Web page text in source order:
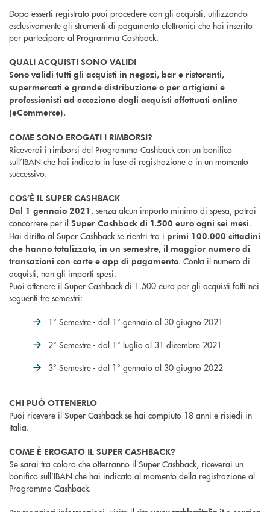
Dopo esserti registrato puoi procedere con gli acquisti, utilizzando
esclusivamente gli strumenti di pagamento elettronici che hai inserito
per partecipare al Programma Cashback.
QUALI ACQUISTI SONO VALIDI
Sono validi tutti gli acquisti in negozi, bar e ristoranti,
supermercati e grande distribuzione o per artigiani e
professionisti ad eccezione degli acquisti effettuati online
(eCommerce).
COME SONO EROGATI I RIMBORSI?
Riceverai i rimborsi del Programma Cashback con un bonifico
sull’IBAN che hai indicato in fase di registrazione o in un momento
successivo.
COS’È IL SUPER CASHBACK
Dal 1 gennaio 2021 , senza alcun importo minimo di spesa, potrai
concorrere per il Super Cashback di 1.500 euro ogni sei mesi.
Hai diritto al Super Cashback se rientri tra i primi 100.000 cittadini
che hanno totalizzato, in un semestre, il maggior numero di
transazioni con carte e app di pagamento. Conta il numero di
acquisti, non gli importi spesi.
Puoi ottenere il Super Cashback di 1.500 euro per gli acquisti fatti nei
seguenti tre semestri:
1° Semestre - dal 1° gennaio al 30 giugno 2021
2° Semestre - dal 1° luglio al 31 dicembre 2021
3° Semestre - dal 1° gennaio al 30 giugno 2022
CHI PUÒ OTTENERLO
Puoi ricevere il Super Cashback se hai compiuto 18 anni e risiedi in
Italia.
COME È EROGATO IL SUPER CASHBACK?
Se sarai tra coloro che otterranno il Super Cashback, riceverai un
bonifico sull’IBAN che hai indicato al momento della registrazione al
Programma Cashback.